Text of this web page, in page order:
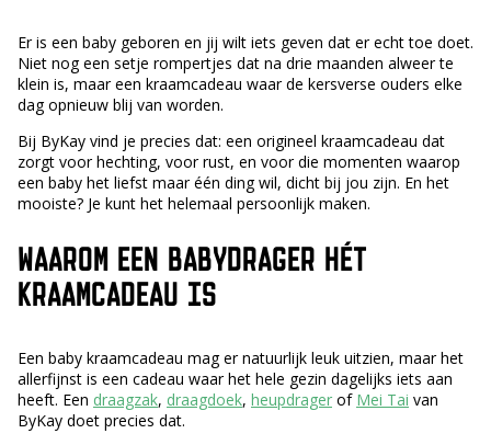
Er is een baby geboren en jij wilt iets geven dat er echt toe doet.
Niet nog een setje rompertjes dat na drie maanden alweer te
klein is, maar een kraamcadeau waar de kersverse ouders elke
dag opnieuw blij van worden.
Bij ByKay vind je precies dat: een origineel kraamcadeau dat
zorgt voor hechting, voor rust, en voor die momenten waarop
een baby het liefst maar één ding wil, dicht bij jou zijn. En het
mooiste? Je kunt het helemaal persoonlijk maken.
WAAROM EEN BABYDRAGER HÉT
KRAAMCADEAU IS
Een baby kraamcadeau mag er natuurlijk leuk uitzien, maar het
allerfijnst is een cadeau waar het hele gezin dagelijks iets aan
heeft. Een draagzak, draagdoek, heupdrager of Mei Tai van
ByKay doet precies dat.